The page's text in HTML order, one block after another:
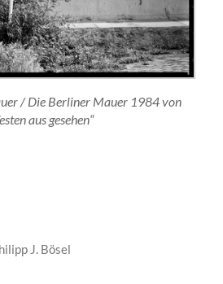
/ Die Berliner Mauer 1984 von
aus gesehen“
J. Bösel